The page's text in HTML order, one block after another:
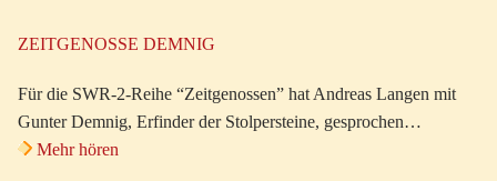
ZEITGENOSSE DEMNIG
Für die SWR-2-Reihe “Zeitgenossen” hat Andreas Langen mit
Gunter Demnig, Erfinder der Stolpersteine, gesprochen…
Mehr hören